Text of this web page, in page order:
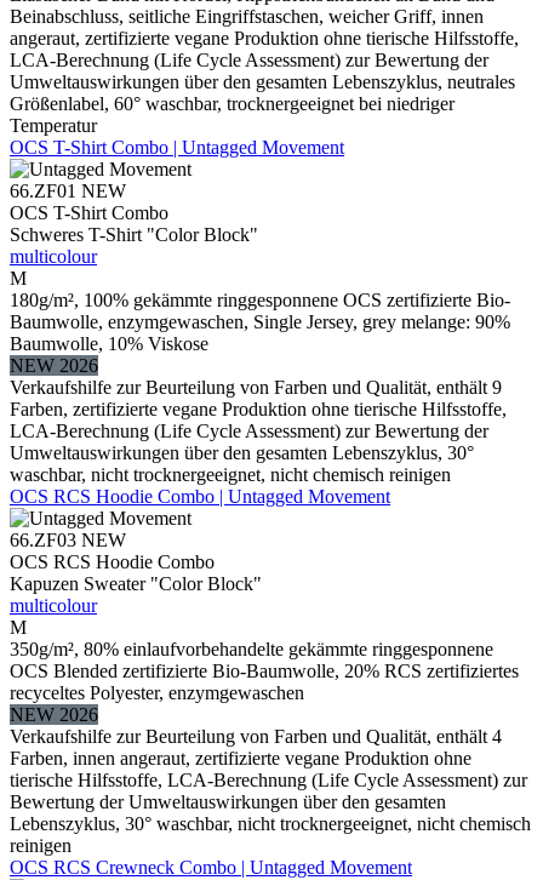
Beinabschluss, seitliche Eingriffstaschen, weicher Griff, innen
angeraut, zertifizierte vegane Produktion ohne tierische Hilfsstoffe,
LCA-Berechnung (Life Cycle Assessment) zur Bewertung der
Umweltauswirkungen über den gesamten Lebenszyklus, neutrales
Größenlabel, 60° waschbar, trocknergeeignet bei niedriger
Temperatur
OCS T-Shirt Combo | Untagged Movement
66.ZF01 NEW
OCS T-Shirt Combo
Schweres T-Shirt "Color Block"
multicolour
M
180g/m², 100% gekämmte ringgesponnene OCS zertifizierte Bio-
Baumwolle, enzymgewaschen, Single Jersey, grey melange: 90%
Baumwolle, 10% Viskose
NEW 2026
Verkaufshilfe zur Beurteilung von Farben und Qualität, enthält 9
Farben, zertifizierte vegane Produktion ohne tierische Hilfsstoffe,
LCA-Berechnung (Life Cycle Assessment) zur Bewertung der
Umweltauswirkungen über den gesamten Lebenszyklus, 30°
waschbar, nicht trocknergeeignet, nicht chemisch reinigen
OCS RCS Hoodie Combo | Untagged Movement
66.ZF03 NEW
OCS RCS Hoodie Combo
Kapuzen Sweater "Color Block"
multicolour
M
350g/m², 80% einlaufvorbehandelte gekämmte ringgesponnene
OCS Blended zertifizierte Bio-Baumwolle, 20% RCS zertifiziertes
recyceltes Polyester, enzymgewaschen
NEW 2026
Verkaufshilfe zur Beurteilung von Farben und Qualität, enthält 4
Farben, innen angeraut, zertifizierte vegane Produktion ohne
tierische Hilfsstoffe, LCA-Berechnung (Life Cycle Assessment) zur
Bewertung der Umweltauswirkungen über den gesamten
Lebenszyklus, 30° waschbar, nicht trocknergeeignet, nicht chemisch
reinigen
OCS RCS Crewneck Combo | Untagged Movement